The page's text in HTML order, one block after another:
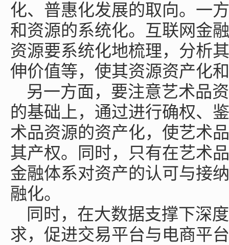
化、普惠化发展的取向。一
和资源的系统化。互联网金
资源要系统化地梳理，分析
伸价值等，使其资源资产化
另一方面，要注意艺术品
的基础上，通过进行确权、
术品资源的资产化，使艺术
其产权。同时，只有在艺术
金融体系对资产的认可与接
融化。
同时，在大数据支撑下深
求，促进交易平台与电商平